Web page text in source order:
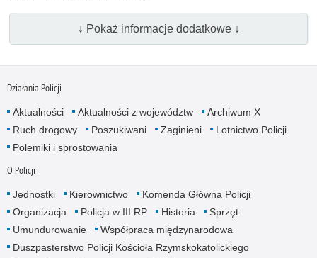
↓ Pokaż informacje dodatkowe ↓
Działania Policji
Aktualności Aktualności z województw
Archiwum X
Ruch drogowy
Poszukiwani Zaginieni
Lotnictwo Policji
Polemiki i sprostowania
O Policji
Jednostki Kierownictwo
Komenda Główna Policji
Organizacja
Policja w III RP Historia
Sprzęt
Umundurowanie
Współpraca międzynarodowa
Duszpasterstwo Policji Kościoła Rzymskokatolickiego